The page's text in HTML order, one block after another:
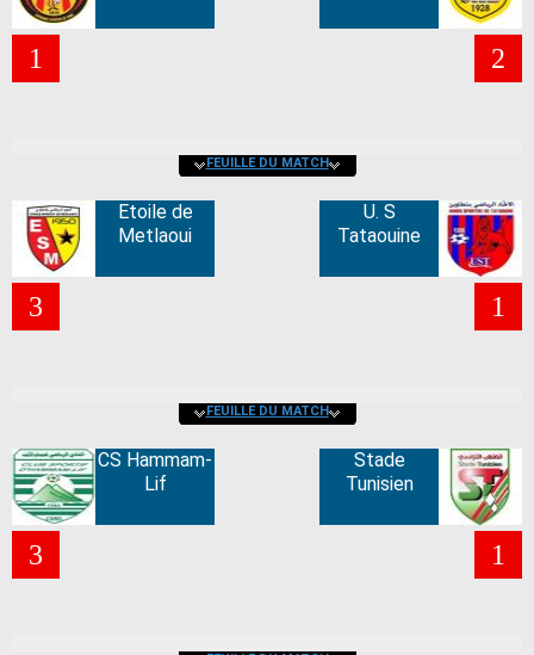
1 2
FEUILLE DU MATCH
Etoile de
Metlaoui
3
U. S
Tataouine
1
FEUILLE DU MATCH
CS Hammam-
Lif
3
Stade
Tunisien
1